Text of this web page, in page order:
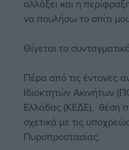
αλλάξει και η
να πουλήσω το σπίτι
Θίγεται το
Πέρα από τις έντονες
Ιδιοκτητών Ακινήτων
Ελλάδας (ΚΕΔΕ), θέση
σχετικά με τις
Πυροπροστασίας.